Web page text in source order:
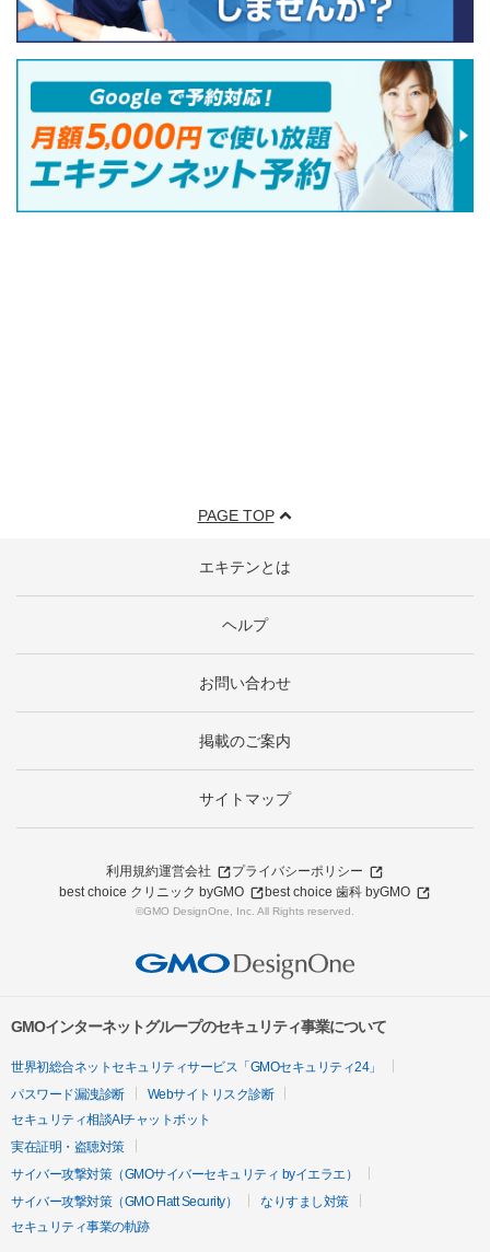
PAGE TOP
エキテンとは
ヘルプ
お問い合わせ
掲載のご案内
サイトマップ
利用規約運営会社
プライバシーポリシー
best choice クリニック byGMO
best choice 歯科 byGMO
©GMO DesignOne, Inc. All Rights reserved.
GMOインターネットグループのセキュリティ事業について
世界初総合ネットセキュリティサービス「GMOセキュリティ24」
パスワード漏洩診断
Webサイトリスク診断
セキュリティ相談AIチャットボット
実在証明・盗聴対策
サイバー攻撃対策（GMOサイバーセキュリティ byイエラエ）
サイバー攻撃対策（GMO Flatt Security）
なりすまし対策
セキュリティ事業の軌跡